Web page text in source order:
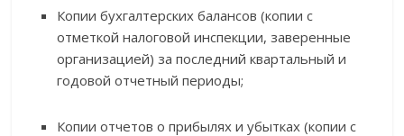
Копии бухгалтерских балансов (копии с
отметкой налоговой инспекции, заверенные
организацией) за последний квартальный и
годовой отчетный периоды;
Копии отчетов о прибылях и убытках (копии с